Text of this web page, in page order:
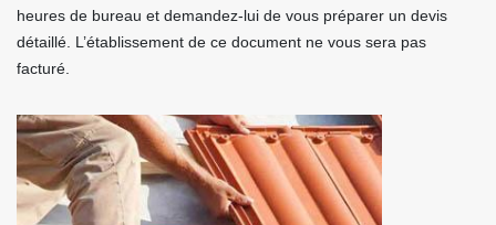
heures de bureau et demandez-lui de vous préparer un devis
détaillé. L’établissement de ce document ne vous sera pas
facturé.